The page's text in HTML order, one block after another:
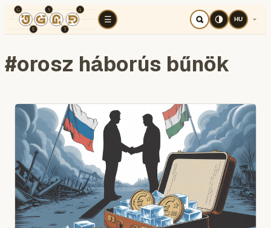
☰
TÉR KOGNITÍV HÁBORÚ
HU
#orosz háborús bűnök